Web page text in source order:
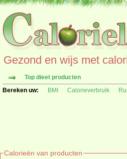
Gezond en wijs met
Top dieet producten
Bereken uw:
BMI Calorieverbruik
Calorieën van producten